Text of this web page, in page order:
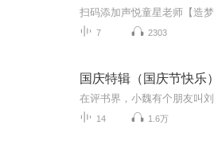
7 2303
国庆特辑（国庆节快乐）
14 1.6万